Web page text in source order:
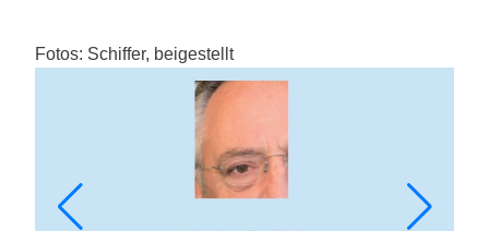
Fotos: Schiffer, beigestellt